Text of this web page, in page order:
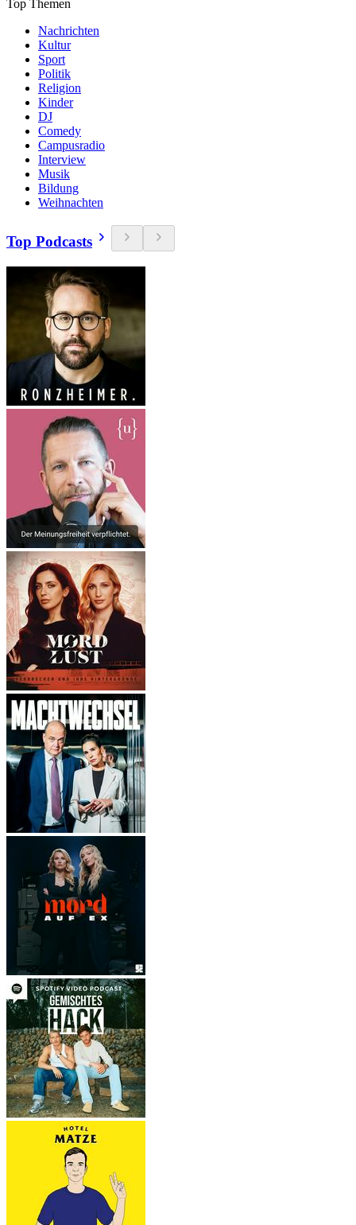
Top Themen
Nachrichten
Kultur
Sport
Politik
Religion
Kinder
DJ
Comedy
Campusradio
Interview
Musik
Bildung
Weihnachten
Top Podcasts